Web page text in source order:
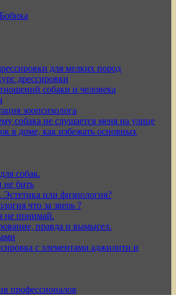
для мелких пород
дрессировки
собаки и человека
зоопсихолога
собака не слушается меня на улице
в доме, как избежать основных
собак.
не бить
Эстетика или физиология?
что за зверь ?
не понимай.
правда и вымысел.
с элементами аджилити и
профессионалов